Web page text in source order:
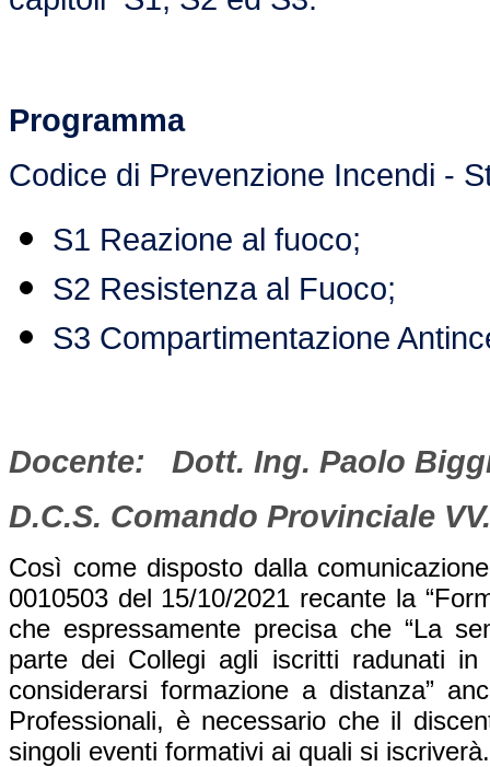
Programma
Codice di Prevenzione Incendi -
S1 Reazione al fuoco;
S2 Resistenza al Fuoco;
S3 Compartimentazione
Docente: Dott. Ing. Paolo
D.C.S. Comando Provinciale
Così come disposto dalla
0010503 del 15/10/2021 recante la
che espressamente precisa che “La
parte dei Collegi agli iscritti radunati
considerarsi formazione a distanza”
Professionali, è necessario che il
singoli eventi formativi ai quali si iscriverà.